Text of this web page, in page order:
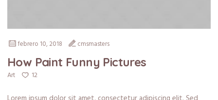
febrero 10, 2018 cmsmasters
How Paint Funny Pictures
Art 12